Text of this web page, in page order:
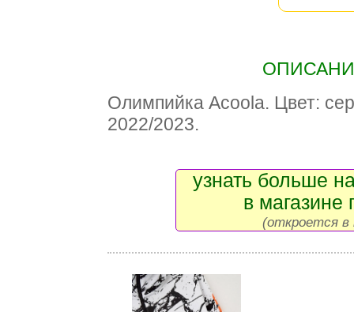
Олимпийка Acoola. Цвет:
2022/2023.
узнать больше
в магазине
(откроется в